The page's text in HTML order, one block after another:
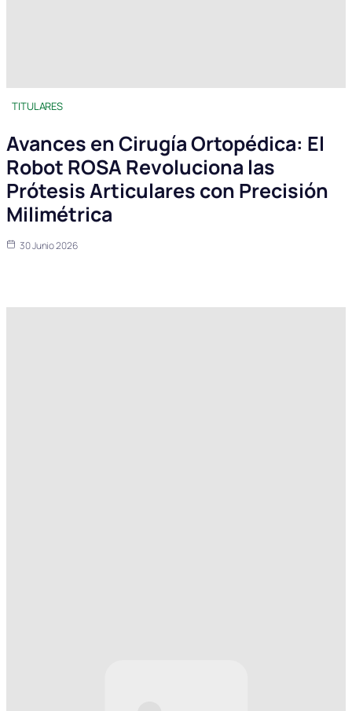
TITULARES
Avances en Cirugía Ortopédica: El
Robot ROSA Revoluciona las
Prótesis Articulares con Precisión
Milimétrica
30 Junio 2026